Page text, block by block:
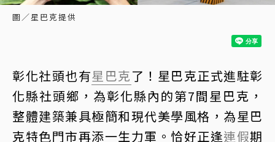
圖／星巴克提供
彰化社頭也有星巴克了！星巴克正式進駐彰
化縣社頭鄉，為彰化縣內的第7間星巴克，
整體建築兼具極簡和現代美學風格，為星巴
克特色門市再添一生力軍。恰好正逢連假期